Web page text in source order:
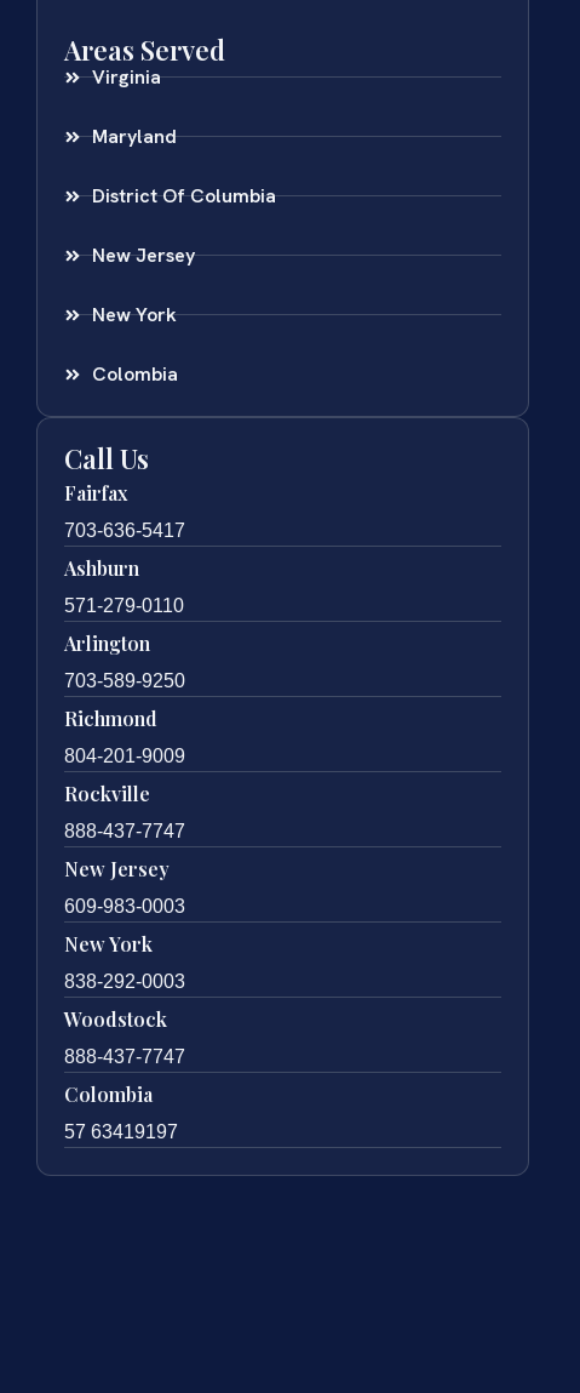
Areas Served
Virginia
Maryland
District Of Columbia
New Jersey
New York
Colombia
Call Us
Fairfax
703-636-5417
Ashburn
571-279-0110
Arlington
703-589-9250
Richmond
804-201-9009
Rockville
888-437-7747
New Jersey
609-983-0003
New York
838-292-0003
Woodstock
888-437-7747
Colombia
57 63419197